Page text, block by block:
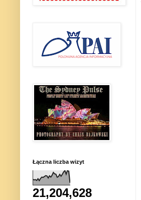
Łączna liczba wizyt
21,204,628